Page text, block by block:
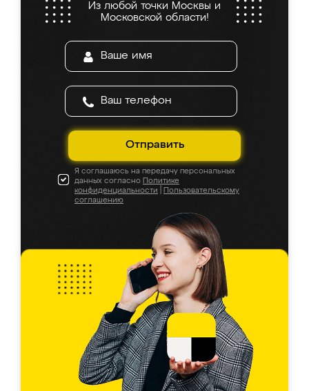
Из любой точки Москвы и
Московской области!
Отправить
Я соглашаюсь на передачу персональных
данных согласно Политике
конфиденциальности
Пользовательскому
соглашению